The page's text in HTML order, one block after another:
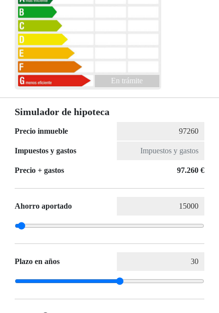
En trámite
Simulador de hipoteca
Precio inmueble
Impuestos y gastos
Precio + gastos 97.260 €
Ahorro aportado
Plazo en años